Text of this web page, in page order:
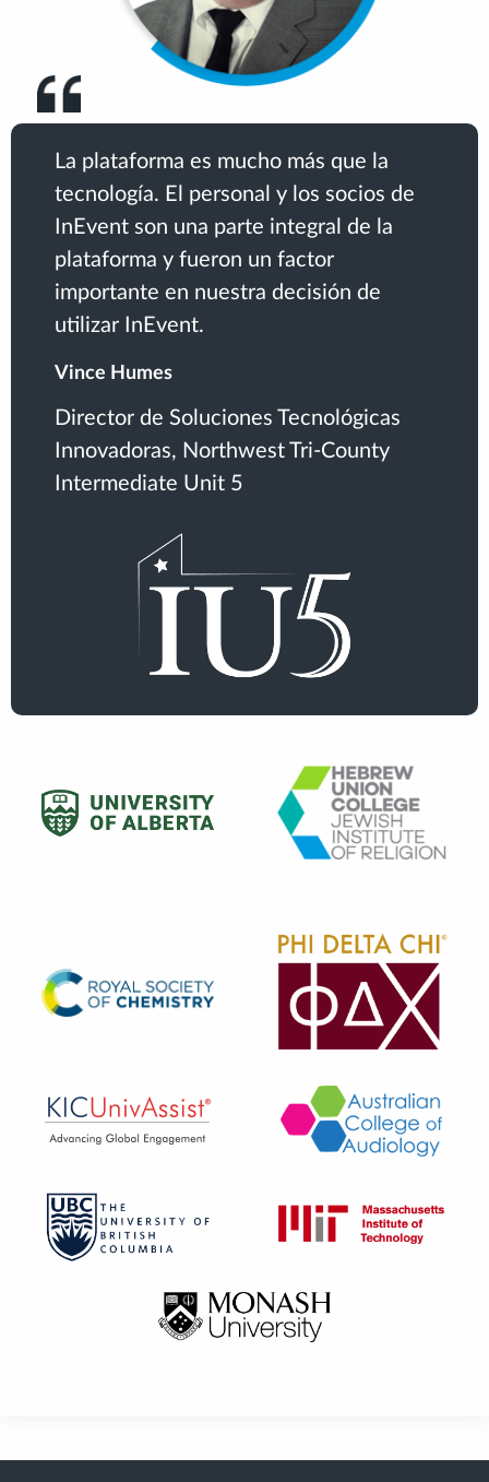
La plataforma es mucho más que la
tecnología. El personal y los socios de
InEvent son una parte integral de la
plataforma y fueron un factor
importante en nuestra decisión de
utilizar InEvent.
Vince Humes
Director de Soluciones Tecnológicas
Innovadoras, Northwest Tri-County
Intermediate Unit 5